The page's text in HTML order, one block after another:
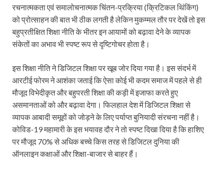
रचनात्मकता एवं समालोचनात्मक चिंतन-प्रक्रिया (क्रिटिकल थिंकिंग)
को प्रोत्साहन की बात भी ठीक लगती है लेकिन मुकम्मल तौर पर देखें तो इस
बहुप्रतीक्षित शिक्षा नीति के भीतर इन आयामों को बढ़ावा देने के व्यापक
संकेतों का अभाव भी स्पष्ट रूप से दृष्टिगोचर होता है।
इस शिक्षा नीति ने डिजिटल शिक्षा पर खूब जोर दिया गया है। इस संदर्भ में
आरटीई फोरम ने आशंका जताई कि ऐसा कोई भी कदम समाज में पहले से ही
मौजूद विभेदीकृत और बहुपरती शिक्षा की कड़ी में इजाफा करते हुए
असमानताओं को और बढ़ावा देगा। फिलहाल देश में डिजिटल शिक्षा से
व्यापक आबादी समूहों को जोड़ने के लिए पर्याप्त बुनियादी संरचना नहीं है।
कोविड-19 महामारी के इस भयावह दौर ने तो स्पष्ट दिखा दिया है कि हाशिए
पर मौजूद 70% से अधिक बच्चे किस तरह से डिजिटल दुनिया की
ऑनलाइन कक्षाओं और शिक्षा-बाजार से बाहर हैं।